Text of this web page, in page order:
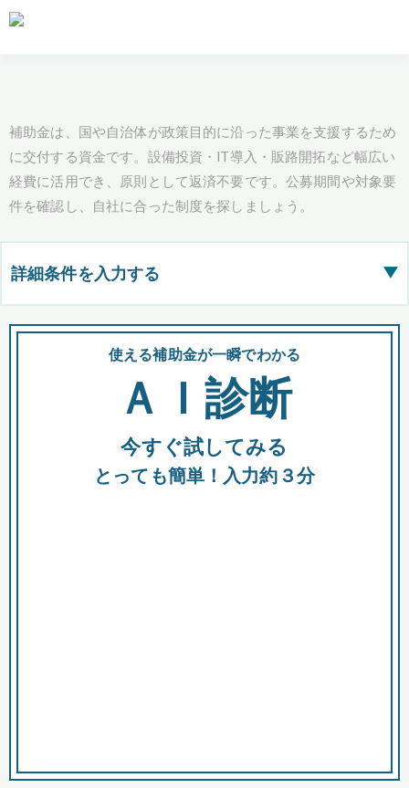
補助金は、国や自治体が政策目的に沿った事業を支援するため
に交付する資金です。設備投資・IT導入・販路開拓など幅広い
経費に活用でき、原則として返済不要です。公募期間や対象要
件を確認し、自社に合った制度を探しましょう。
詳細条件を入力する ▶
都道府県
全国の検索結果を含めて表示
助成金 融資 出資
使える補助金が一瞬でわかる
ＡＩ診断
今すぐ試してみる
とっても簡単！入力約３分